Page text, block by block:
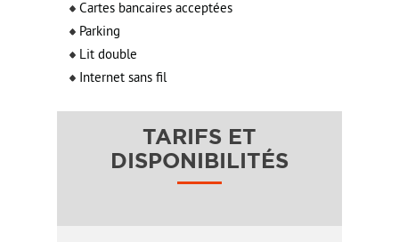
Cartes bancaires acceptées
Parking
Lit double
Internet sans fil
TARIFS ET
DISPONIBILITÉS